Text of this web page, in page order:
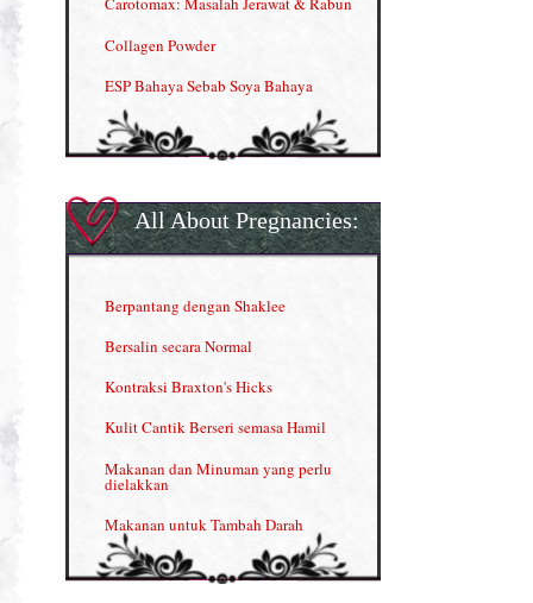
Collagen Powder
ESP Bahaya Sebab Soya Bahaya
ESP Produk Shaklee Paling HOT
Gla Complex (II)
Herbal Blend the Magic Cream
Nutrisi untuk Ikhtiar Hamil
OMEGA GUARD
Omega Guard: EPA & DHA for kids
All About Pregnancies:
Berpantang dengan Shaklee
Bersalin secara Normal
Kontraksi Braxton's Hicks
Kulit Cantik Berseri semasa Hamil
Makanan dan Minuman yang perlu
dielakkan
Makanan untuk Tambah Darah
Masalah HB rendah?